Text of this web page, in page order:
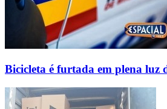
Bicicleta é furtada em plena luz